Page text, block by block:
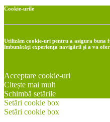
Cookie-urile
Utilizăm cookie-uri pentru a asigura buna
îmbunătăţi experienţa navigării şi a va
Acceptare cookie-uri
Citește mai mult
Schimbă setările
Setări cookie box
Setări cookie box